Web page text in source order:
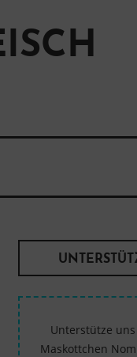
Unterstütze
Maskottchen